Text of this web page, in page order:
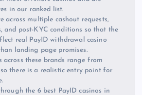
in our ranked list.
across multiple cashout requests,
and post-KYC conditions so that the
real PayID withdrawal casino
landing page promises.
across these brands range from
there is a realistic entry point for
the 6 best PayID casinos in